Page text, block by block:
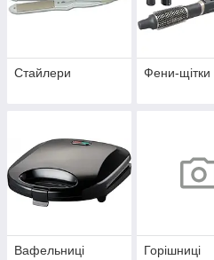
Стайлери Фени-щітки
Вафельниці Горішниці